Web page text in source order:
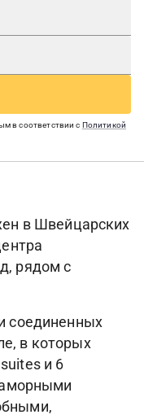
в соответствии с Политикой
в Швейцарских
рядом с
соединенных
в которых
и 6